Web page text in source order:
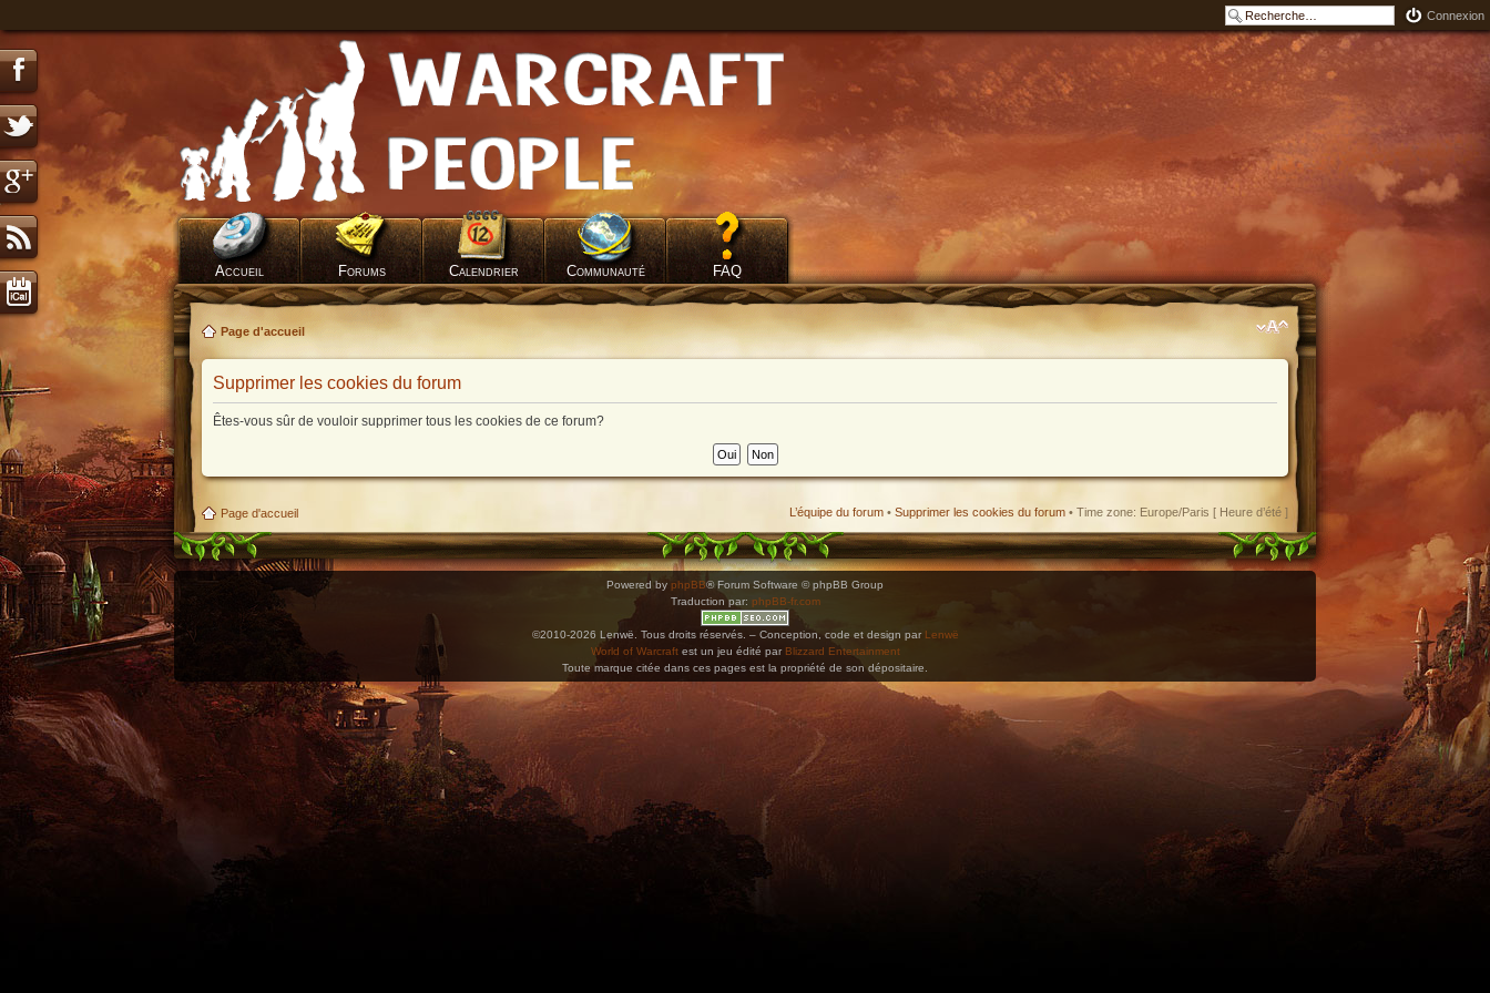
Connexion
Accueil Forums Calendrier Communauté FAQ
Page d'accueil
Supprimer les cookies du forum
Êtes-vous sûr de vouloir supprimer tous les cookies de ce forum?
Page d'accueil L’équipe du forum • Supprimer les cookies du forum • Time zone: Europe/Paris [ Heure d’été ]
Powered by phpBB® Forum Software © phpBB Group
Traduction par: phpBB-fr.com
©2010-2026 Lenwë. Tous droits réservés. – Conception, code et design par Lenwë
World of Warcraftest un jeu édité par Blizzard Entertainment
Toute marque citée dans ces pages est la propriété de son dépositaire.
Utilisez l'adresse suivante pour accéder au calendrier des évènements depuis d'autres applications. Copiez l'adresse et collez-la dans n'importe quelle application de type agenda prenant en charge le format iCal.